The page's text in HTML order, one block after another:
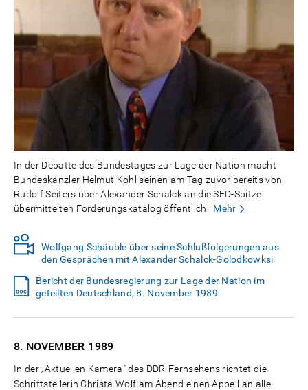
In der Debatte des Bundestages zur Lage der Nation macht
Bundeskanzler Helmut Kohl seinen am Tag zuvor bereits von
Rudolf Seiters über Alexander Schalck an die SED-Spitze
übermittelten Forderungskatalog öffentlich: Mehr
Wolfgang Schäuble über seine Schlußfolgerungen aus
den Gesprächen mit Alexander Schalck-Golodkowksi
Bericht der Bundesregierung zur Lage der Nation im
geteilten Deutschland, 8. November 1989
8. NOVEMBER 1989
In der „Aktuellen Kamera" des DDR-Fernsehens richtet die
Schriftstellerin Christa Wolf am Abend einen Appell an alle